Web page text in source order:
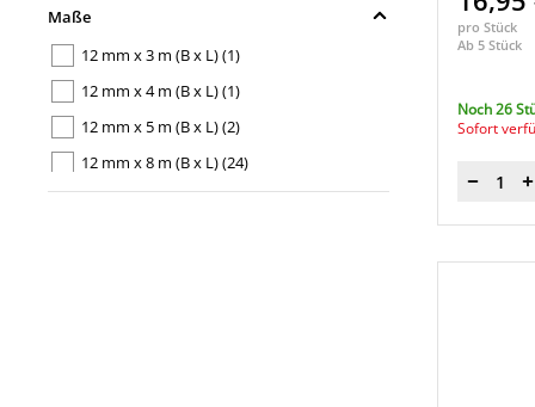
TZe-141
TZe-211(1)
TZe-221(1)
TZe-222(1)
TZe-223(1)
Maße
12 mm x 3 m (B x L)(1)
12 mm x 4 m (B x L)(1)
12 mm x 5 m (B x L)(2)
12 mm x 8 m (B x L)(24)
18 mm x 8 m (B x L)(13)
pro Stück
Ab 5 Stück
Noch 26
Sofort
Menge